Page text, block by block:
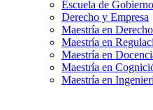
Escuela de
Derecho y Empresa
Maestría en
Maestría en
Maestría en
Maestría en
Maestría en